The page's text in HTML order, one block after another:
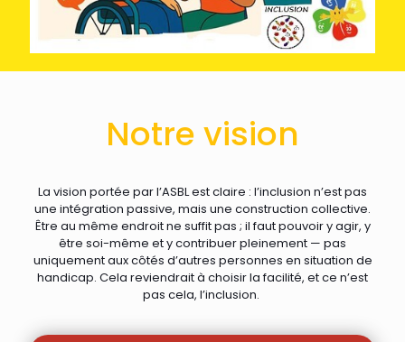
Notre vision
La vision portée par l’ASBL est claire : l’inclusion n’est pas
une intégration passive, mais une construction collective.
Être au même endroit ne suffit pas ; il faut pouvoir y agir, y
être soi-même et y contribuer pleinement — pas
uniquement aux côtés d’autres personnes en situation de
handicap. Cela reviendrait à choisir la facilité, et ce n’est
pas cela, l’inclusion.